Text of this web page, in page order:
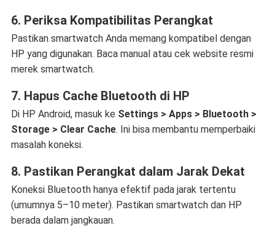
6. Periksa Kompatibilitas Perangkat
Pastikan smartwatch Anda memang kompatibel dengan
HP yang digunakan. Baca manual atau cek website resmi
merek smartwatch.
7. Hapus Cache Bluetooth di HP
Di HP Android, masuk ke Settings > Apps > Bluetooth >
Storage > Clear Cache. Ini bisa membantu memperbaiki
masalah koneksi.
8. Pastikan Perangkat dalam Jarak Dekat
Koneksi Bluetooth hanya efektif pada jarak tertentu
(umumnya 5–10 meter). Pastikan smartwatch dan HP
berada dalam jangkauan.